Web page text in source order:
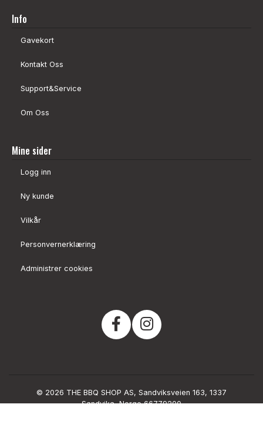
Info
Gavekort
Kontakt Oss
Support&Service
Om Oss
Mine sider
Logg inn
Ny kunde
Vilkår
Personvernerklæring
Administrer cookies
© 2026 THE BBQ SHOP AS, Sandviksveien 163, 1337
Sandvika, Norge 66779200